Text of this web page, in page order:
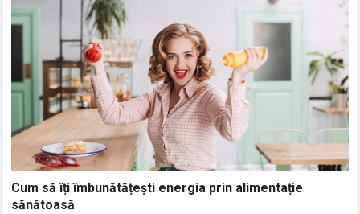
Cum să îți îmbunătățești energia prin alimentație
sănătoasă